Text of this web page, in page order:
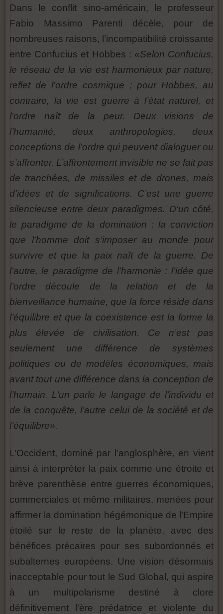
Dans le conflit sino-américain, le professeur
Fabio Massimo Parenti décèle, pour de
nombreuses raisons, l’incompatibilité croissante
entre Confucius et Hobbes : «Selon Confucius,
le réseau de la vie est harmonieux par nature,
reflet de l’ordre cosmique ; pour Hobbes, au
contraire, la vie est guerre à l’état naturel, et
l’ordre naît de la peur. Deux visions de
l’humanité, deux anthropologies, deux
conceptions de l’ordre qui peuvent dialoguer ou
s’affronter. L’affrontement invisible ne se fait pas
de tranchées, de missiles et de drones, mais
d’idées et de significations. C’est une guerre
silencieuse entre deux paradigmes. D’un côté,
le paradigme de la domination : la conviction
que l’homme doit s’imposer au monde pour
survivre et que la paix naît de la guerre. De
l’autre, le paradigme de l’harmonie : l’idée que
l’ordre découle de la relation et de la
bienveillance humaine, que la force réside dans
l’équilibre et que la coexistence est la forme la
plus élevée de civilisation. Ce n’est pas
seulement une différence de systèmes
politiques ou de modèles économiques, mais
avant tout une différence dans la conception de
l’humain. L’un parle le langage de l’individu et
de la conquête, l’autre celui de la société et de
l’équilibre».
L’Occident, dominé par l’anglosphère, en vient
ainsi à interpréter la paix comme une étroite et
brève parenthèse entre guerres économiques,
commerciales et même militaires, menées pour
affirmer la domination hégémonique de l’Empire
étoilé sur le reste de la planète, avec des
bénéfices précaires pour ses subordonnés et
subalternes européens. Une vision désormais
inacceptable pour tout le Sud Global, qui aspire
à un multipolarisme destiné à clore
définitivement l’ère prédatrice et violente du